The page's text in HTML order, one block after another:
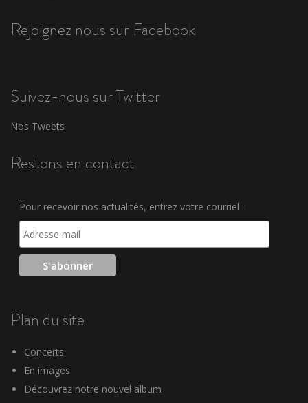
Rejoignez nous sur Facebook
Suivez-nous sur Twitter
Nos Tweets
Restons en contact
Pour recevoir nos actualités, entrez votre courriel :
Plan du site
Concerts
En images
Découvrez notre nouvel album